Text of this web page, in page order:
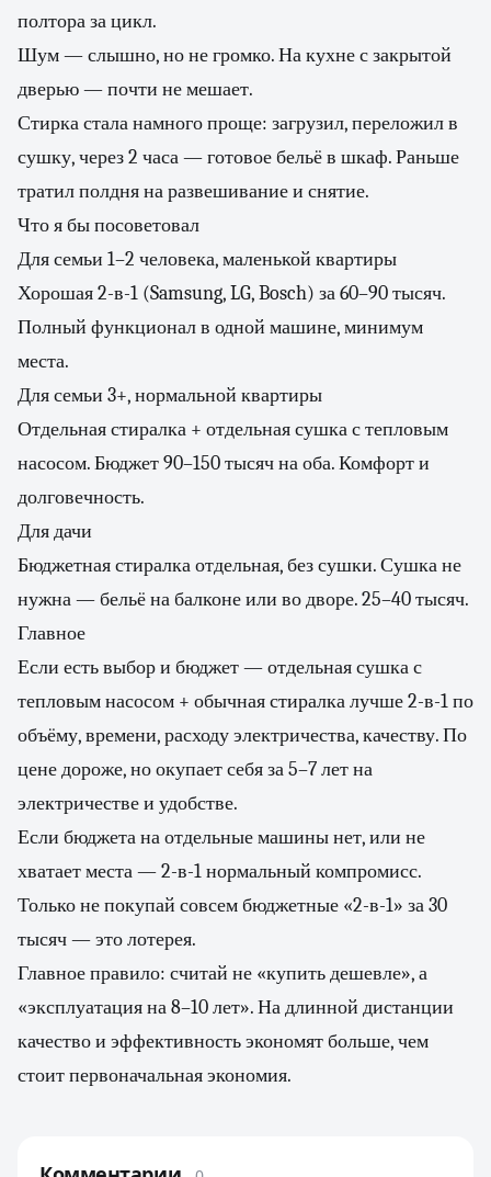
полтора за цикл.
Шум — слышно, но не громко. На кухне с закрытой
дверью — почти не мешает.
Стирка стала намного проще: загрузил, переложил в
сушку, через 2 часа — готовое бельё в шкаф. Раньше
тратил полдня на развешивание и снятие.
Что я бы посоветовал
Для семьи 1–2 человека, маленькой квартиры
Хорошая 2-в-1 (Samsung, LG, Bosch) за 60–90 тысяч.
Полный функционал в одной машине, минимум
места.
Для семьи 3+, нормальной квартиры
Отдельная стиралка + отдельная сушка с тепловым
насосом. Бюджет 90–150 тысяч на оба. Комфорт и
долговечность.
Для дачи
Бюджетная стиралка отдельная, без сушки. Сушка не
нужна — бельё на балконе или во дворе. 25–40 тысяч.
Главное
Если есть выбор и бюджет — отдельная сушка с
тепловым насосом + обычная стиралка лучше 2-в-1 по
объёму, времени, расходу электричества, качеству. По
цене дороже, но окупает себя за 5–7 лет на
электричестве и удобстве.
Если бюджета на отдельные машины нет, или не
хватает места — 2-в-1 нормальный компромисс.
Только не покупай совсем бюджетные «2-в-1» за 30
тысяч — это лотерея.
Главное правило: считай не «купить дешевле», а
«эксплуатация на 8–10 лет». На длинной дистанции
качество и эффективность экономят больше, чем
стоит первоначальная экономия.